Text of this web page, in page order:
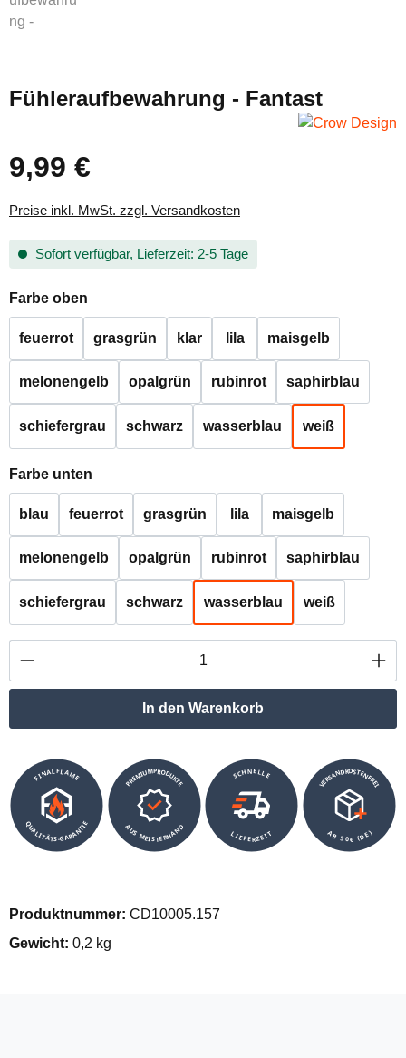
Fühleraufbewahrung - Fantast
Regulärer Preis:
9,99 €
Preise inkl. MwSt. zzgl. Versandkosten
Sofort verfügbar, Lieferzeit: 2-5 Tage
Farbe oben
feuerrot grasgrün klar lila maisgelb
melonengelb opalgrün rubinrot saphirblau
schiefergrau schwarz wasserblau weiß
Farbe unten
blau feuerrot grasgrün lila maisgelb
melonengelb opalgrün rubinrot saphirblau
schiefergrau schwarz wasserblau weiß
Produkt Anzahl: Gib den gewünschten
In den Warenkorb
FINALFLAME
QUALITÄTS-GARANTIE
PREMIUMPRODUKTE
AUS MEISTERHAND
SCHNELLE
LIEFERZEIT
VERSANDKOSTENFREI
AB 50€ (DE)
Produktnummer: CD10005.157
Gewicht: 0,2 kg